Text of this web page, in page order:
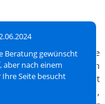
Beratung gewünscht
nach einem
Ihre Seite besucht
sollte
von Besitzern von
werden. Sie leistet
die eintreten,